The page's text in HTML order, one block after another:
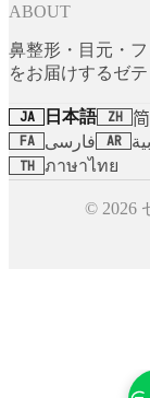
ABOUT
鼻整形・目元・
をお届けするゼ
JA 日本語 ZH
FA فارسی AR
TH ภาษาไทย
© 2026